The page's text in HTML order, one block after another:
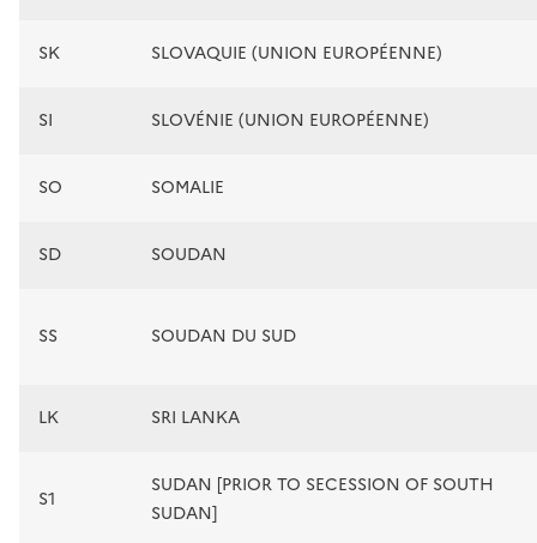
SK SLOVAQUIE (UNION EUROPÉENNE)
SI SLOVÉNIE (UNION EUROPÉENNE)
SO SOMALIE
SD SOUDAN
SS SOUDAN DU SUD
LK SRI LANKA
S1
SUDAN [PRIOR TO SECESSION OF SOUTH
SUDAN]